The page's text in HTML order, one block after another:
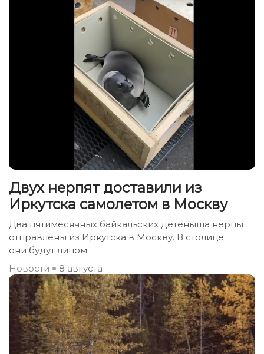
Двух нерпят доставили из
Иркутска самолетом в Москву
Два пятимесячных байкальских детеныша нерпы
отправлены из Иркутска в Москву. В столице
они будут лицом
Новости
8 августа